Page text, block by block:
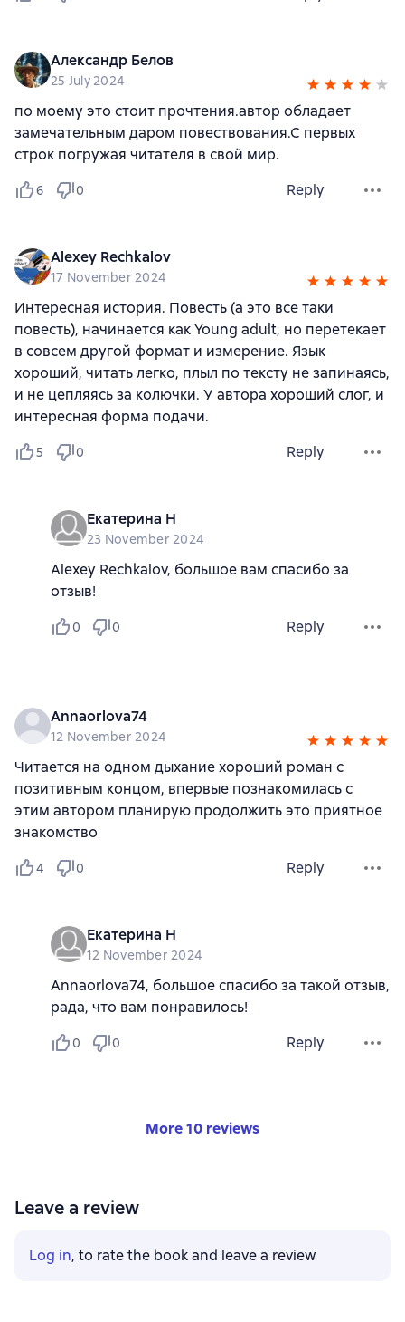
Александр Белов
25 July 2024
по моему это стоит прочтения.автор обладает
замечательным даром повествования.С первых
строк погружая читателя в свой мир.
6 0 Reply
Alexey Rechkalov
17 November 2024
Интересная история. Повесть (а это все таки
повесть), начинается как Young adult, но перетекает
в совсем другой формат и измерение. Язык
хороший, читать легко, плыл по тексту не запинаясь,
и не цепляясь за колючки. У автора хороший слог, и
интересная форма подачи.
5 0 Reply
Екатерина Н
23 November 2024
Alexey Rechkalov, большое вам спасибо за
отзыв!
0 0 Reply
Annaorlova74
12 November 2024
Читается на одном дыхание хороший роман с
позитивным концом, впервые познакомилась с
этим автором планирую продолжить это приятное
знакомство
4 0 Reply
Екатерина Н
12 November 2024
Annaorlova74, большое спасибо за такой отзыв,
рада, что вам понравилось!
0 0 Reply
More 10 reviews
Leave a review
Log in, to rate the book and leave a review